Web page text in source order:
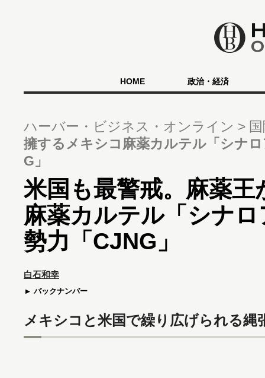
HOME 政治・経済
ハーバー・ビジネス・オンライン
擁するメキシコ麻薬カルテル「シナ
G」
米国も最警戒。麻薬
麻薬カルテル「シナ
勢力「CJNG」
白石和幸
バックナンバー
メキシコと米国で繰り広げられる縄